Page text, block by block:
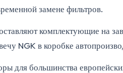
замене фильтров.
комплектующие на
NGK в коробке
большинства